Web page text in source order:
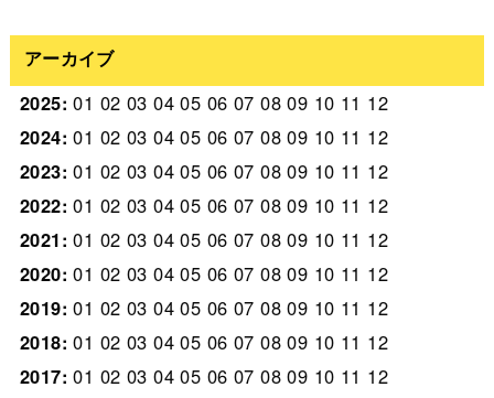
アーカイブ
2025:01 02 03 04 05 06 07 08 09 10 11 12
2024:01 02 03 04 05 06 07 08 09 10 11 12
2023:01 02 03 04 05 06 07 08 09 10 11 12
2022:01 02 03 04 05 06 07 08 09 10 11 12
2021:01 02 03 04 05 06 07 08 09 10 11 12
2020:01 02 03 04 05 06 07 08 09 10 11 12
2019:01 02 03 04 05 06 07 08 09 10 11 12
2018:01 02 03 04 05 06 07 08 09 10 11 12
2017:01 02 03 04 05 06 07 08 09 10 11 12